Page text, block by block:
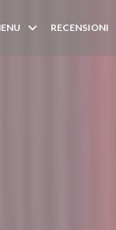
RECENSIONI